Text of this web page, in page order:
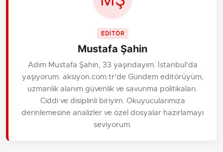
EDİTÖR
Mustafa Şahin
Adım Mustafa Şahin, 33 yaşındayım. İstanbul'da
yaşıyorum. aksiyon.com.tr'de Gündem editörüyüm,
uzmanlık alanım güvenlik ve savunma politikaları.
Ciddi ve disiplinli biriyim. Okuyucularımıza
derinlemesine analizler ve özel dosyalar hazırlamayı
seviyorum.